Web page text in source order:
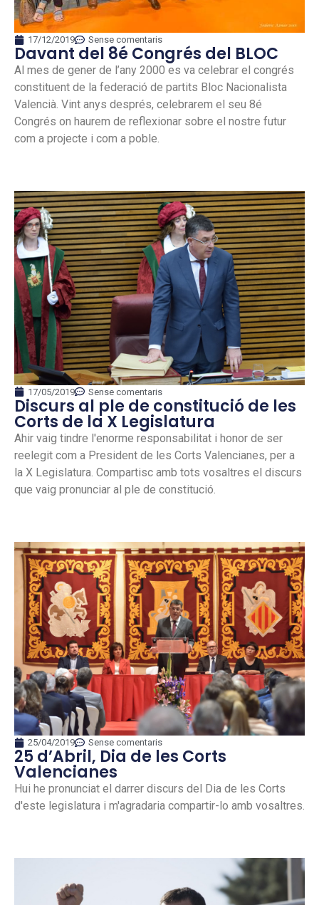
17/12/2019 Sense comentaris
Davant del 8é Congrés del BLOC
Al mes de gener de l’any 2000 es va celebrar el congrés
constituent de la federació de partits Bloc Nacionalista
Valencià. Vint anys després, celebrarem el seu 8é
Congrés on haurem de reflexionar sobre el nostre futur
com a projecte i com a poble.
17/05/2019 Sense comentaris
Discurs al ple de constitució de les
Corts de la X Legislatura
Ahir vaig tindre l'enorme responsabilitat i honor de ser
reelegit com a President de les Corts Valencianes, per a
la X Legislatura. Compartisc amb tots vosaltres el discurs
que vaig pronunciar al ple de constitució.
25/04/2019 Sense comentaris
25 d’Abril, Dia de les Corts
Valencianes
Hui he pronunciat el darrer discurs del Dia de les Corts
d'este legislatura i m'agradaria compartir-lo amb vosaltres.